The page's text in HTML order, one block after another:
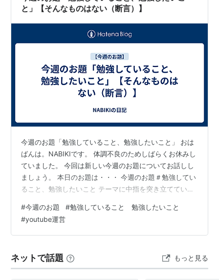
と」【そんなものはない（断言）】
今週のお題「勉強していること、勉強したいこと」 おは
ばんは。NABIKIです。 体調不良のためしばらくお休みし
ていました。 今回は新しい今週のお題についてお話しし
ましょう。 本日のお題は・・・ 今週のお題＃勉強してい
ること、勉強したいこと テーマに中指を突き立てていく
突き立てていくスタイル： タイトルの時点でだいたい察
しがついていると思うが、 勉強していることも、勉強し
たいこともないというシンプルな答えである。 向上心の
っており、 新たに何かを始めようという意欲は、全く湧
いてこない。 ＼…
#今週のお題 #勉強していること 勉強したいこと
#youtube運営
ネットで話題 もっと見る